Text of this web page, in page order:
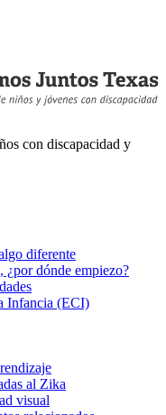
con discapacidad y
diferente
dónde empiezo?
Infancia (ECI)
al Zika
visual